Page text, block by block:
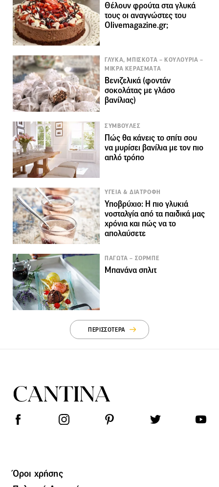
Θέλουν φρούτα στα γλυκά
τους οι αναγνώστες του
Olivemagazine.gr;
ΓΛΥΚΑ, ΜΠΙΣΚΟΤΑ – ΚΟΥΛΟΥΡΙΑ –
ΜΙΚΡΑ ΚΕΡΑΣΜΑΤΑ
Βενιζελικά (φοντάν
σοκολάτας με γλάσο
βανίλιας)
ΣΥΜΒΟΥΛΕΣ
Πώς θα κάνεις το σπίτι σου
να μυρίσει βανίλια με τον πιο
απλό τρόπο
ΥΓΕΙΑ & ΔΙΑΤΡΟΦΗ
Υποβρύχιο: Η πιο γλυκιά
νοσταλγία από τα παιδικά μας
χρόνια και πώς να το
απολαύσετε
ΠΑΓΩΤΑ – ΣΟΡΜΠΕ
Μπανάνα σπλιτ
ΠΕΡΙΣΣΟΤΕΡΑ
Όροι χρήσης